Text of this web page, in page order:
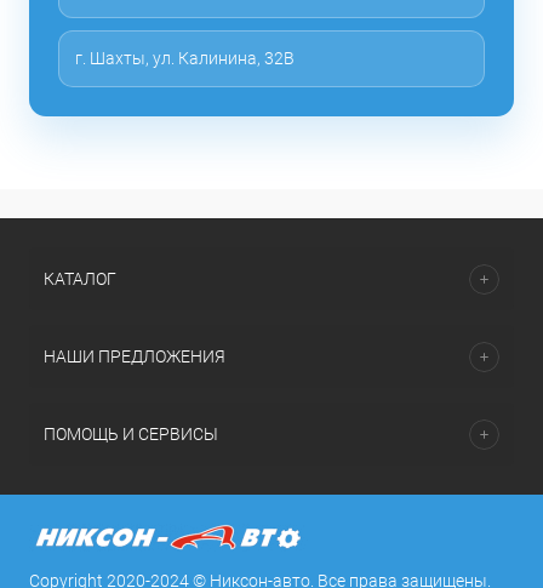
г. Шахты, ул. Калинина, 32В
КАТАЛОГ
НАШИ ПРЕДЛОЖЕНИЯ
ПОМОЩЬ И СЕРВИСЫ
Copyright 2020-2024 © Никсон-авто. Все права защищены.